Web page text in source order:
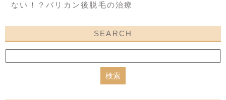
ない！？バリカン後脱毛の治療
SEARCH